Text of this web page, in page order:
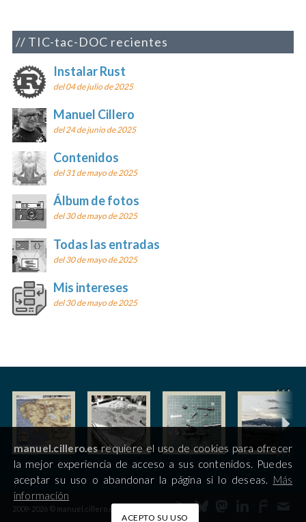
TIC-tac-DOC recientes
Instalar Rust
del 04 de julio de 2025
Manuel Cillero
del 24 de junio de 2025
Contenidos
del 31 de mayo de 2025
Álbum de fotos
del 30 de mayo de 2025
Todas las entradas
del 30 de mayo de 2025
Mis intereses
del 30 de mayo de 2025
2009-2026 © manuel.cillero.es
manuel.cillero.esrequiere el uso de cookies para ofrecer
la mejor experiencia de acceso a sus contenidos. Puedes
aceptar su uso o abandonar la página si lo deseas. Más
información
ACEPTO SU USO